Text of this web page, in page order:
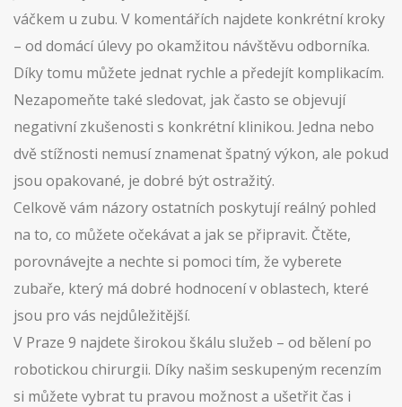
váčkem u zubu. V komentářích najdete konkrétní kroky
– od domácí úlevy po okamžitou návštěvu odborníka.
Díky tomu můžete jednat rychle a předejít komplikacím.
Nezapomeňte také sledovat, jak často se objevují
negativní zkušenosti s konkrétní klinikou. Jedna nebo
dvě stížnosti nemusí znamenat špatný výkon, ale pokud
jsou opakované, je dobré být ostražitý.
Celkově vám názory ostatních poskytují reálný pohled
na to, co můžete očekávat a jak se připravit. Čtěte,
porovnávejte a nechte si pomoci tím, že vyberete
zubaře, který má dobré hodnocení v oblastech, které
jsou pro vás nejdůležitější.
V Praze 9 najdete širokou škálu služeb – od bělení po
robotickou chirurgii. Díky našim seskupeným recenzím
si můžete vybrat tu pravou možnost a ušetřit čas i